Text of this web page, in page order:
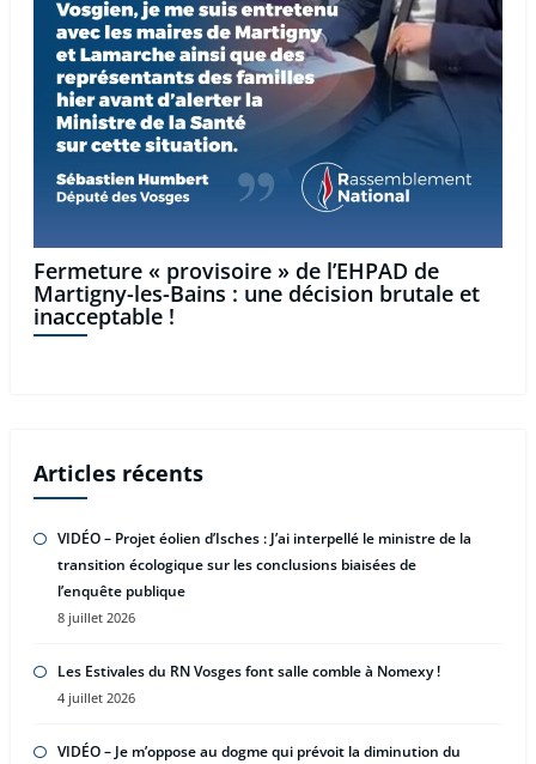
Fermeture « provisoire » de l’EHPAD de
Martigny-les-Bains : une décision brutale et
inacceptable !
Articles récents
VIDÉO – Projet éolien d’Isches : J’ai interpellé le ministre de la
transition écologique sur les conclusions biaisées de
l’enquête publique
8 juillet 2026
Les Estivales du RN Vosges font salle comble à Nomexy !
4 juillet 2026
VIDÉO – Je m’oppose au dogme qui prévoit la diminution du